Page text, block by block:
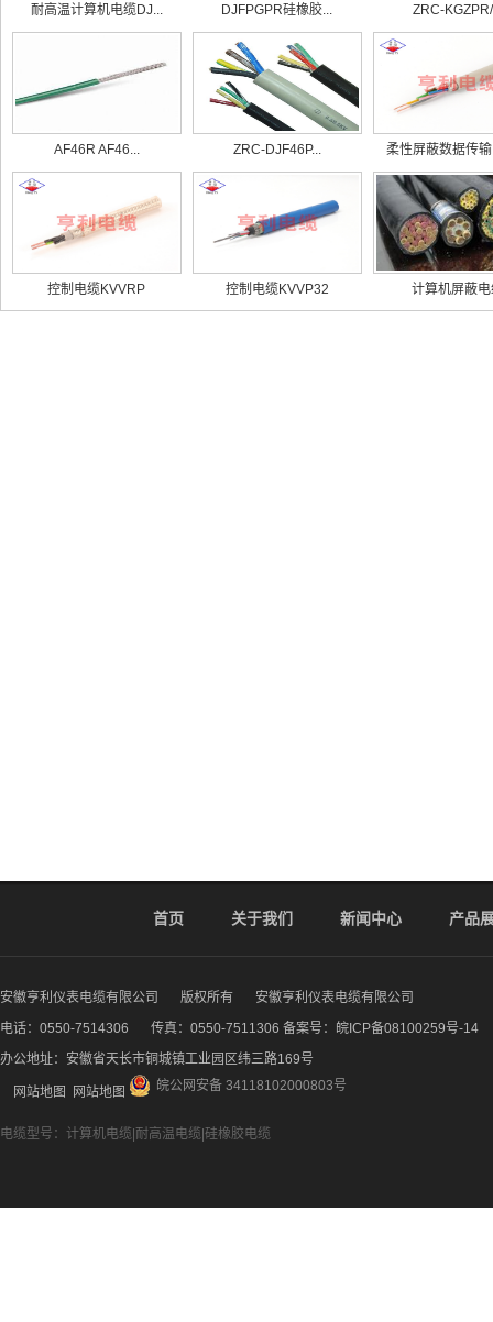
耐高温计算机电缆DJ... DJFPGPR硅橡胶... ZRC-
AF46R AF46... ZRC-DJF46P... 柔性屏蔽数据传
控制电缆KVVRP 控制电缆KVVP32 计算机屏蔽
首页 关于我们 新闻中心 产品
安徽亨利仪表电缆有限公司 版权所有
安徽亨利仪表电缆有限公司
电话：0550-7514306
传真：0550-7511306 备案号： 皖ICP备08100259号-14
办公地址：安徽省天长市铜城镇工业园区纬三路169号
网站地图 网站地图 皖公网安备 34118102000803号
电缆型号：计算机电缆|耐高温电缆|硅橡胶电缆